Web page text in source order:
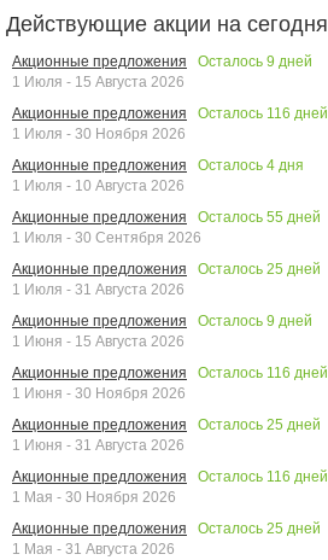
Действующие акции на сегодня
Акционные предложения Осталось 9 дней
1 Июля - 15 Августа 2026
Акционные предложения
Осталось 116 дней
1 Июля - 30 Ноября 2026
Акционные предложения
Осталось 4 дня
1 Июля - 10 Августа 2026
Акционные предложения
Осталось 55 дней
1 Июля - 30 Сентября 2026
Акционные предложения
Осталось 25 дней
1 Июля - 31 Августа 2026
Акционные предложения
Осталось 9 дней
1 Июня - 15 Августа 2026
Акционные предложения
Осталось 116 дней
1 Июня - 30 Ноября 2026
Акционные предложения
Осталось 25 дней
1 Июня - 31 Августа 2026
Акционные предложения
Осталось 116 дней
1 Мая - 30 Ноября 2026
Акционные предложения
Осталось 25 дней
1 Мая - 31 Августа 2026